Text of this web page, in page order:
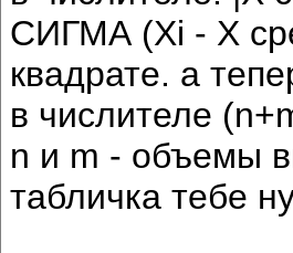
СИГМА (Хi - Х
квадрате. а
в числителе
n и m - объемы
табличка тебе